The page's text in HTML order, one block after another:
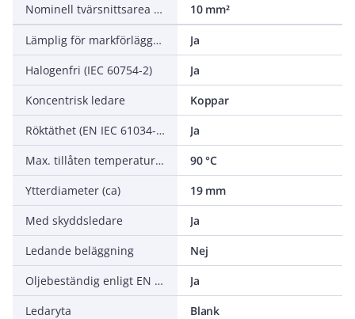
Nominell tvärsnittsarea koncentrisk ledare
10 mm²
Lämplig för markförläggning
Ja
Halogenfri (IEC 60754-2)
Ja
Koncentrisk ledare
Koppar
Röktäthet (EN IEC 61034-2)
Ja
Max. tillåten temperatur ledare
90 °C
Ytterdiameter (ca)
19 mm
Med skyddsledare
Ja
Ledande beläggning
Nej
Oljebeständig enligt EN IEC 60811-404
Ja
Ledaryta
Blank